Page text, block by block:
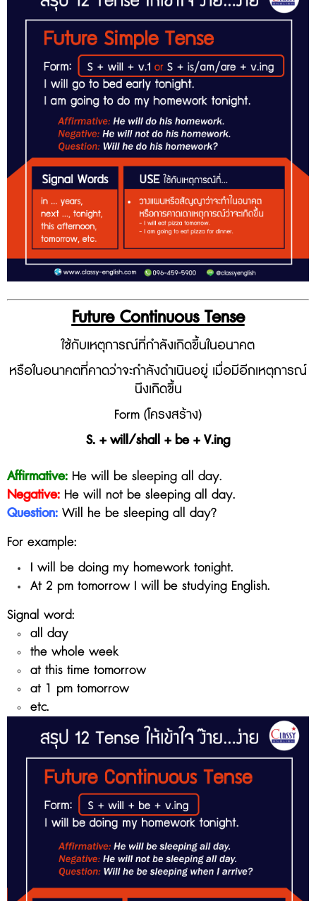
Future Continuous Tense
ใช้กับเหตุการณ์ที่กำลังเกิดขึ้นในอนาคต
หรือในอนาคตที่คาดว่าจะกำลังดำเนินอยู่ เมื่อมีอีกเหตุการณ์
นึงเกิดขึ้น
Form (โครงสร้าง)
S. + will/shall + be + V.ing
Affirmative: He will be sleeping all day.
Negative: He will not be sleeping all day.
Question: Will he be sleeping all day?
For example:
I will be doing my homework tonight.
At 2 pm tomorrow I will be studying English.
Signal word:
all day
the whole week
at this time tomorrow
at 1 pm tomorrow
etc.